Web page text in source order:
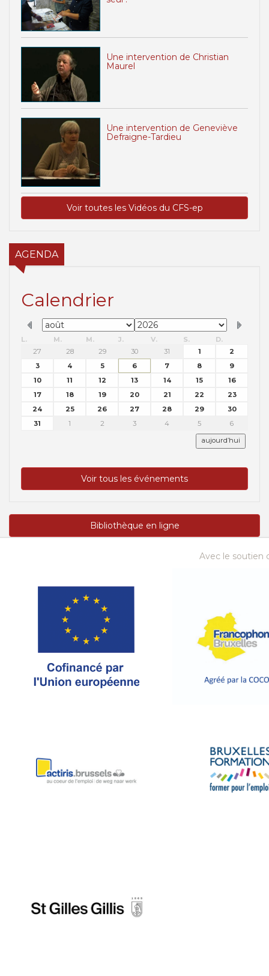
Une intervention de Christian
Maurel
Une intervention de Geneviève
Defraigne-Tardieu
Voir toutes les Vidéos du CFS-ep
AGENDA
Calendrier
L. M. M. J. V. S.
D.
27
28 29 30 31 1
2
3
4 5 6 7 8
9
10
11 12 13 14 15
16
17
18 19 20 21 22
23
24
25 26 27 28 29
30
31
1 2 3 4 5 6
aujourd’hui
Voir tous les événements
Bibliothèque en ligne
Avec le soutien